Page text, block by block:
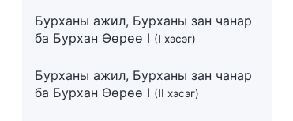
Бурханы ажил, Бурханы зан чанар
ба Бурхан Өөрөө I (I хэсэг)
Бурханы ажил, Бурханы зан чанар
ба Бурхан Өөрөө I (II хэсэг)